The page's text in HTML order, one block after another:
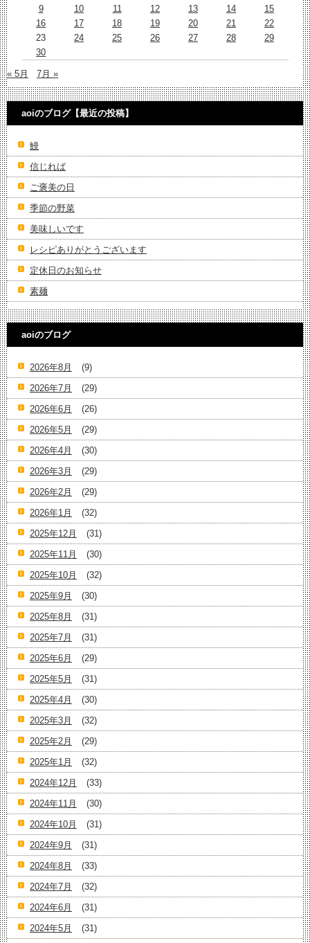
9
10 11 12 13 14
15
16
17 18 19 20 21
22
23
24 25 26 27 28
29
30
« 5月 7月 »
aoiのブログ【最近の投稿】
鰻
信じれば
ご褒美の日
季節の野菜
美味しいです
レシピありがとうございます
定休日のお知らせ
素麺
aoiのブログ
2026年8月
(9)
2026年7月
(29)
2026年6月
(26)
2026年5月
(29)
2026年4月
(30)
2026年3月
(29)
2026年2月
(29)
2026年1月
(32)
2025年12月
(31)
2025年11月
(30)
2025年10月
(32)
2025年9月
(30)
2025年8月
(31)
2025年7月
(31)
2025年6月
(29)
2025年5月
(31)
2025年4月
(30)
2025年3月
(32)
2025年2月
(29)
2025年1月
(32)
2024年12月
(33)
2024年11月
(30)
2024年10月
(31)
2024年9月
(31)
2024年8月
(33)
2024年7月
(32)
2024年6月
(31)
2024年5月
(31)